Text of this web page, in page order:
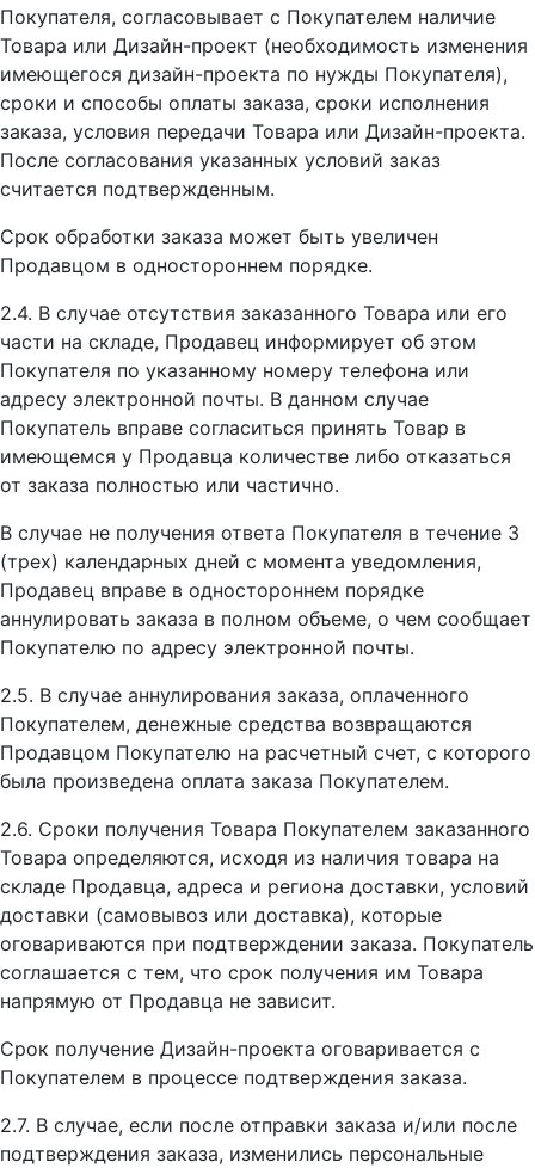
Покупателя, согласовывает с Покупателем наличие
Товара или Дизайн-проект (необходимость изменения
имеющегося дизайн-проекта по нужды Покупателя),
сроки и способы оплаты заказа, сроки исполнения
заказа, условия передачи Товара или Дизайн-проекта.
После согласования указанных условий заказ
считается подтвержденным.
Срок обработки заказа может быть увеличен
Продавцом в одностороннем порядке.
2.4. В случае отсутствия заказанного Товара или его
части на складе, Продавец информирует об этом
Покупателя по указанному номеру телефона или
адресу электронной почты. В данном случае
Покупатель вправе согласиться принять Товар в
имеющемся у Продавца количестве либо отказаться
от заказа полностью или частично.
В случае не получения ответа Покупателя в течение 3
(трех) календарных дней с момента уведомления,
Продавец вправе в одностороннем порядке
аннулировать заказа в полном объеме, о чем сообщает
Покупателю по адресу электронной почты.
2.5. В случае аннулирования заказа, оплаченного
Покупателем, денежные средства возвращаются
Продавцом Покупателю на расчетный счет, с которого
была произведена оплата заказа Покупателем.
2.6. Сроки получения Товара Покупателем заказанного
Товара определяются, исходя из наличия товара на
складе Продавца, адреса и региона доставки, условий
доставки (самовывоз или доставка), которые
оговариваются при подтверждении заказа. Покупатель
соглашается с тем, что срок получения им Товара
напрямую от Продавца не зависит.
Срок получение Дизайн-проекта оговаривается с
Покупателем в процессе подтверждения заказа.
2.7. В случае, если после отправки заказа и/или после
подтверждения заказа, изменились персональные